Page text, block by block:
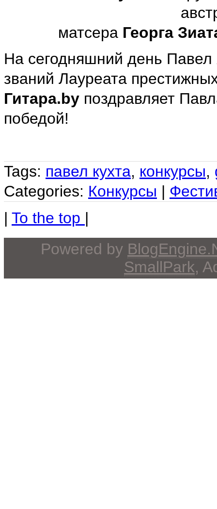
матсера Георга
На сегодняшний день Павел
званий Лауреата
Гитара.by поздравляет
победой!
Tags: павел кухта, конкурсы,
Categories: Конкурсы |
| To the top |
Powered by
SmallPark,